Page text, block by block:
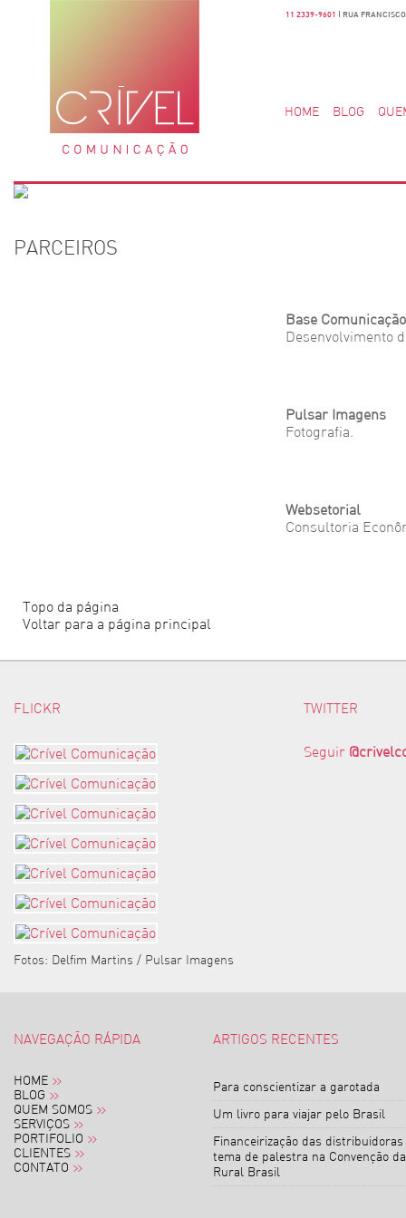
11 2339-9601 | RUA
HOME BLOG
PARCEIROS
Base Comunicação
Desenvolvimento
Pulsar Imagens
Fotografia.
Websetorial
Consultoria
Topo da página
Voltar para a página principal
FLICKR
Fotos: Delfim Martins / Pulsar Imagens
TWITTER
Seguir
NAVEGAÇÃO RÁPIDA
HOME
BLOG
QUEM SOMOS
SERVIÇOS
PORTIFOLIO
CLIENTES
CONTATO
ARTIGOS RECENTES
Para conscientizar a garotada
Um livro para viajar pelo Brasil
Financeirização das distribuidoras
tema de palestra na Convenção da
Rural Brasil